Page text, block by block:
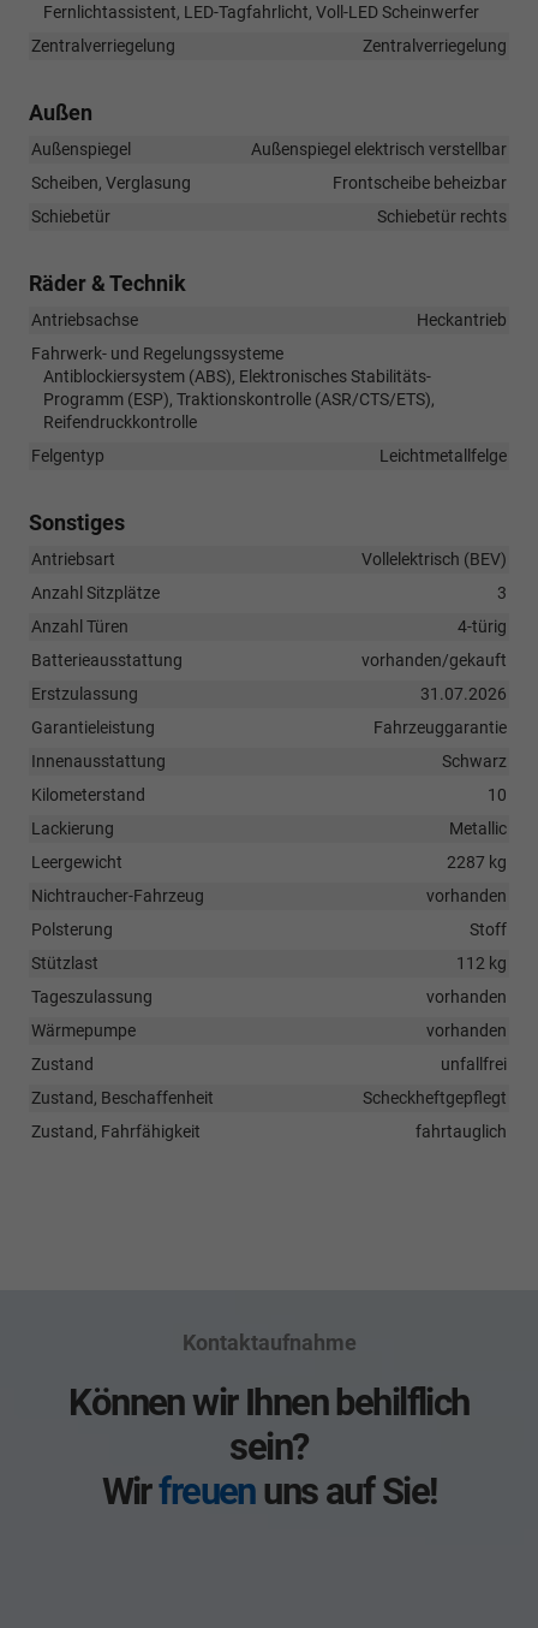
Fernlichtassistent, LED-Tagfahrlicht, Voll-LED Scheinwerfer
Zentralverriegelung
Zentralverriegelung
Außen
Außenspiegel
Außenspiegel elektrisch verstellbar
Scheiben, Verglasung
Frontscheibe beheizbar
Schiebetür
Schiebetür rechts
Räder & Technik
Antriebsachse
Heckantrieb
Fahrwerk- und Regelungssysteme
Antiblockiersystem (ABS), Elektronisches Stabilitäts-
Programm (ESP), Traktionskontrolle (ASR/CTS/ETS),
Reifendruckkontrolle
Felgentyp
Leichtmetallfelge
Sonstiges
Antriebsart
Vollelektrisch (BEV)
Anzahl Sitzplätze
3
Anzahl Türen
4-türig
Batterieausstattung
vorhanden/gekauft
Erstzulassung
31.07.2026
Garantieleistung
Fahrzeuggarantie
Innenausstattung
Schwarz
Kilometerstand
10
Lackierung
Metallic
Leergewicht
2287 kg
Nichtraucher-Fahrzeug
vorhanden
Polsterung
Stoff
Stützlast
112 kg
Tageszulassung
vorhanden
Wärmepumpe
vorhanden
Zustand
unfallfrei
Zustand, Beschaffenheit
Scheckheftgepflegt
Zustand, Fahrfähigkeit
fahrtauglich
Kontaktaufnahme
Können wir Ihnen behilflich
sein?
Wirfreuenuns auf Sie!